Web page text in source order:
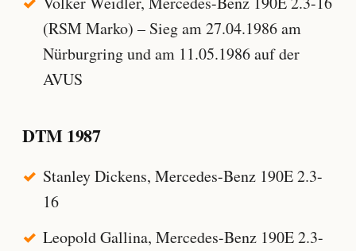
(RSM Marko) – Sieg am 27.04.1986 am
Nürburgring und am 11.05.1986 auf der
AVUS
DTM 1987
Stanley Dickens, Mercedes-Benz 190E 2.3-
16
Leopold Gallina, Mercedes-Benz 190E 2.3-